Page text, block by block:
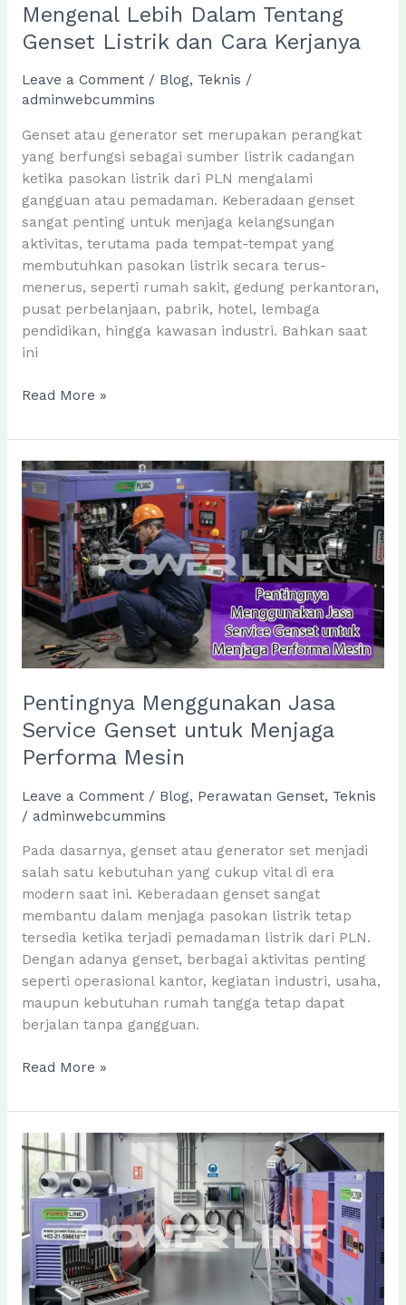
Mengenal Lebih Dalam Tentang
Genset Listrik dan Cara Kerjanya
Leave a Comment / Blog, Teknis /
adminwebcummins
Genset atau generator set merupakan perangkat
yang berfungsi sebagai sumber listrik cadangan
ketika pasokan listrik dari PLN mengalami
gangguan atau pemadaman. Keberadaan genset
sangat penting untuk menjaga kelangsungan
aktivitas, terutama pada tempat-tempat yang
membutuhkan pasokan listrik secara terus-
menerus, seperti rumah sakit, gedung perkantoran,
pusat perbelanjaan, pabrik, hotel, lembaga
pendidikan, hingga kawasan industri. Bahkan saat
ini
Mengenal
Dalam
Tentang
Genset
Listrik
dan
Cara
Kerjanya
Read More »
Pentingnya Menggunakan Jasa
Service Genset untuk Menjaga
Performa Mesin
Leave a Comment / Blog, Perawatan Genset, Teknis
/ adminwebcummins
Pada dasarnya, genset atau generator set menjadi
salah satu kebutuhan yang cukup vital di era
modern saat ini. Keberadaan genset sangat
membantu dalam menjaga pasokan listrik tetap
tersedia ketika terjadi pemadaman listrik dari PLN.
Dengan adanya genset, berbagai aktivitas penting
seperti operasional kantor, kegiatan industri, usaha,
maupun kebutuhan rumah tangga tetap dapat
berjalan tanpa gangguan.
Pentingnya
Jasa
Service
Genset
untuk
Menjaga
Performa
Mesin
Read More »